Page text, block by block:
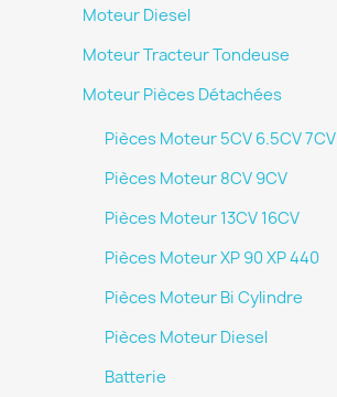
Moteur Diesel
Moteur Tracteur Tondeuse
Moteur Pièces Détachées
Pièces Moteur 5CV 6.5CV 7CV
Pièces Moteur 8CV 9CV
Pièces Moteur 13CV 16CV
Pièces Moteur XP 90 XP 440
Pièces Moteur Bi Cylindre
Pièces Moteur Diesel
Batterie